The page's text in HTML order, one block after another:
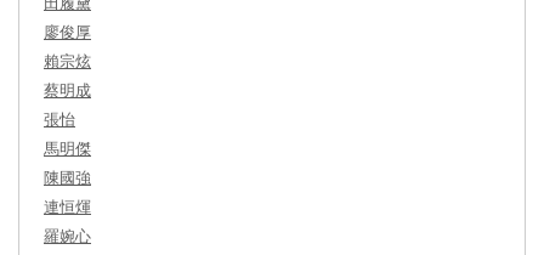
廖俊厚
賴宗炫
蔡明成
張怡
馬明傑
陳國強
連恒煇
羅婉心